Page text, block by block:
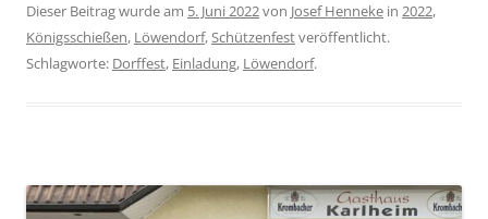
Dieser Beitrag wurde am 5. Juni 2022von Josef Henneke in 2022,
Königsschießen, Löwendorf,Schützenfestveröffentlicht.
Schlagworte: Dorffest, Einladung, Löwendorf.